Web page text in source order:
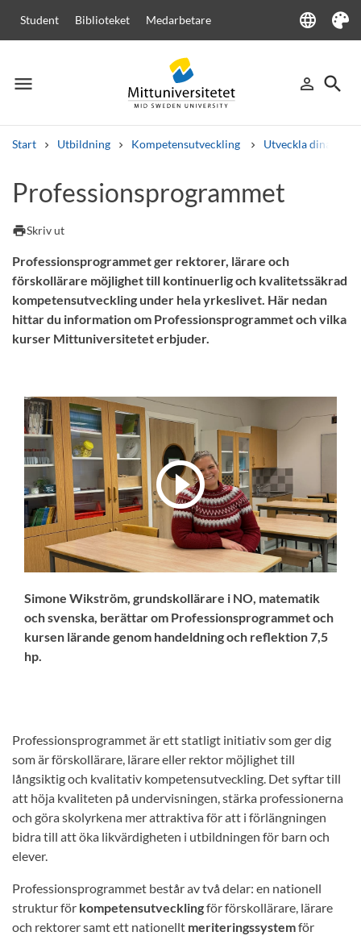
Student Biblioteket Medarbetare language
Language
Tema
menu
Meny person_outline
Logga in
search
Sök
Start Utbildning Kompetensutveckling Utveckla dina
Andra söktjänster
Kurser och program
Professionsprogrammet
printSkriv ut
Professionsprogrammet ger rektorer, lärare och
förskollärare möjlighet till kontinuerlig och kvalitetssäkrad
kompetensutveckling under hela yrkeslivet. Här nedan
hittar du information om Professionsprogrammet och vilka
kurser Mittuniversitetet erbjuder.
Simone Wikström, grundskollärare i NO, matematik
och svenska, berättar om Professionsprogrammet och
kursen lärande genom handeldning och reflektion 7,5
hp.
Professionsprogrammet är ett statligt initiativ som ger dig
som är förskollärare, lärare eller rektor möjlighet till
långsiktig och kvalitativ kompetensutveckling. Det syftar till
att höja kvaliteten på undervisningen, stärka professionerna
och göra skolyrkena mer attraktiva för att i förlängningen
bidra till att öka likvärdigheten i utbildningen för barn och
elever.
Professionsprogrammet består av två delar: en nationell
struktur för kompetensutvecklingför förskollärare, lärare
och rektorer samt ett nationellt meriteringssystemför